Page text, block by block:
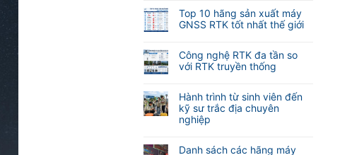
đo
Laser
RTK
M25
và
2
Camera)
M-
Survey
dẫn
sử
mềm
eSurvey
4.2
VN
có
bình
luận
Máy
GNSS
Chuyên
Nghiệp
Cho
Sát
Top 10 hãng sản xuất máy
GNSS RTK tốt nhất thế giới
có
bình
luận
Top
10
hãng
sản
máy
Công nghệ RTK đa tần so
với RTK truyền thống
có
bình
luận
ở
nghệ
Hành trình từ sinh viên đến
kỹ sư trắc địa chuyên
nghiệp
có
Danh sách các hãng máy